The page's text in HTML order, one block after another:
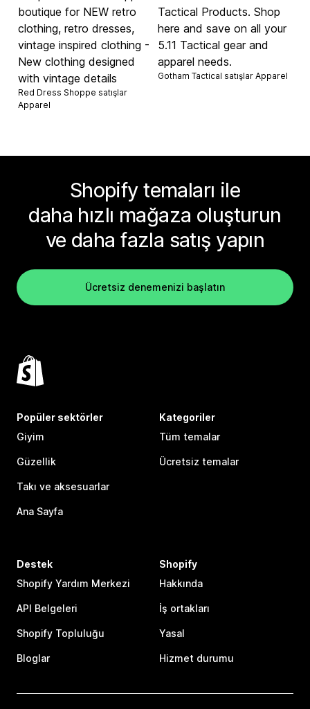
boutique for NEW retro
clothing, retro dresses,
vintage inspired clothing -
New clothing designed
with vintage details
Red Dress Shoppe satışlar
Apparel
Tactical Products. Shop
here and save on all your
5.11 Tactical gear and
apparel needs.
Gotham Tactical satışlar Apparel
Shopify temaları ile
daha hızlı mağaza oluşturun
ve daha fazla satış yapın
Ücretsiz denemenizi başlatın
Popüler sektörler
Giyim
Güzellik
Takı ve aksesuarlar
Ana Sayfa
Kategoriler
Tüm temalar
Ücretsiz temalar
Destek
Shopify Yardım Merkezi
API Belgeleri
Shopify Topluluğu
Bloglar
Shopify
Hakkında
İş ortakları
Yasal
Hizmet durumu